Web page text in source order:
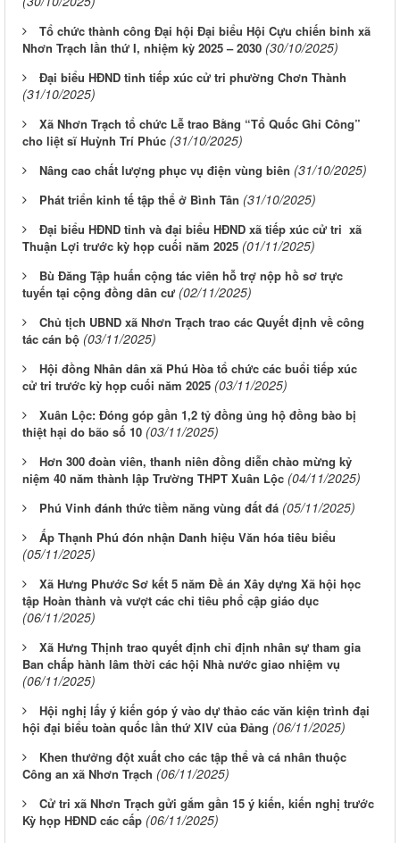
Tổ chức thành công Đại hội Đại biểu Hội Cựu chiến binh xã
Nhơn Trạch lần thứ I, nhiệm kỳ 2025 – 2030 (30/10/2025)
Đại biểu HĐND tỉnh tiếp xúc cử tri phường Chơn Thành
(31/10/2025)
Xã Nhơn Trạch tổ chức Lễ trao Bằng “Tổ Quốc Ghi Công”
cho liệt sĩ Huỳnh Trí Phúc (31/10/2025)
Nâng cao chất lượng phục vụ điện vùng biên (31/10/2025)
Phát triển kinh tế tập thể ở Bình Tân (31/10/2025)
Đại biểu HĐND tỉnh và đại biểu HĐND xã tiếp xúc cử tri xã
Thuận Lợi trước kỳ họp cuối năm 2025 (01/11/2025)
Bù Đăng Tập huấn cộng tác viên hỗ trợ nộp hồ sơ trực
tuyến tại cộng đồng dân cư (02/11/2025)
Chủ tịch UBND xã Nhơn Trạch trao các Quyết định về công
tác cán bộ (03/11/2025)
Hội đồng Nhân dân xã Phú Hòa tổ chức các buổi tiếp xúc
cử tri trước kỳ họp cuối năm 2025 (03/11/2025)
Xuân Lộc: Đóng góp gần 1,2 tỷ đồng ủng hộ đồng bào bị
thiệt hại do bão số 10 (03/11/2025)
Hơn 300 đoàn viên, thanh niên đồng diễn chào mừng kỷ
niệm 40 năm thành lập Trường THPT Xuân Lộc (04/11/2025)
Phú Vinh đánh thức tiềm năng vùng đất đá (05/11/2025)
Ấp Thạnh Phú đón nhận Danh hiệu Văn hóa tiêu biểu
(05/11/2025)
Xã Hưng Phước Sơ kết 5 năm Đề án Xây dựng Xã hội học
tập Hoàn thành và vượt các chỉ tiêu phổ cập giáo dục
(06/11/2025)
Xã Hưng Thịnh trao quyết định chỉ định nhân sự tham gia
Ban chấp hành lâm thời các hội Nhà nước giao nhiệm vụ
(06/11/2025)
Hội nghị lấy ý kiến góp ý vào dự thảo các văn kiện trình đại
hội đại biểu toàn quốc lần thứ XIV của Đảng (06/11/2025)
Khen thưởng đột xuất cho các tập thể và cá nhân thuộc
Công an xã Nhơn Trạch (06/11/2025)
Cử tri xã Nhơn Trạch gửi gắm gần 15 ý kiến, kiến nghị trước
Kỳ họp HĐND các cấp (06/11/2025)